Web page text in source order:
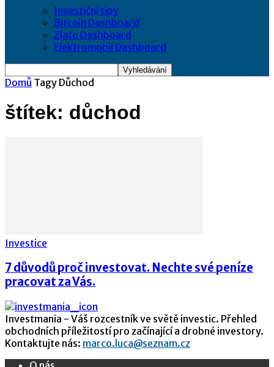
Investiční tipy
Bitcoin Dashboard
Zlato Dashboard
Elektromobil Dashboard
Domů Tagy Důchod
štítek: důchod
Investice
7 důvodů proč investovat. Nechte své peníze
pracovat za Vás.
Investmania - Váš rozcestník ve světě investic. Přehled
obchodních příležitostí pro začínající a drobné investory.
Kontaktujte nás: marco.luca@seznam.cz